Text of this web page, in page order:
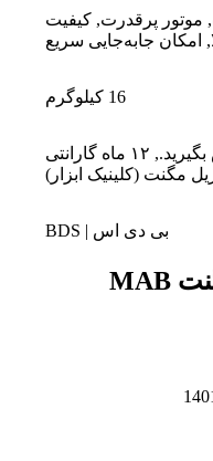
, موتور پرقدرت, کیفیت
, امکان جابه‌جایی سریع
16 کیلوگرم
,
۱۲ ماه گارانتی
مگنت (کلینیک ابزار)
بی دی اس | BDS
دریل مگنت MAB